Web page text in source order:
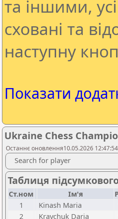
та іншими,
сховані та
наступну
Показати
Ukraine Chess
Останнє оновлення10.05.2026
Search for player
Таблиця
Ст.ном Ім'я
1
Kinash Maria
2
Kravchuk Daria